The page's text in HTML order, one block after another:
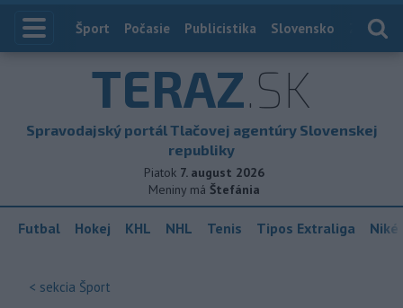
Index
Šport Počasie Publicistika Slovensko
TERAZ.SK
Spravodajský portál Tlačovej agentúry Slovenskej
republiky
Piatok 7. august 2026
Meniny má Štefánia
Futbal Hokej KHL NHL Tenis Tipos Extraliga
< sekcia Šport